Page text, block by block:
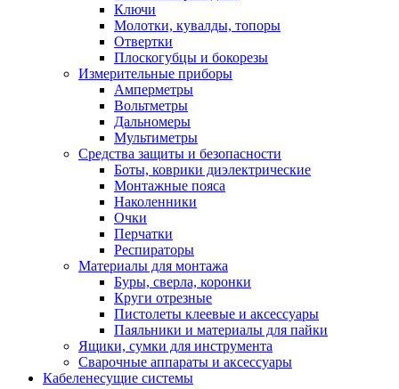
Ключи
Молотки, кувалды, топоры
Отвертки
Плоскогубцы и бокорезы
Измерительные приборы
Амперметры
Вольтметры
Дальномеры
Мультиметры
Средства защиты и безопасности
Боты, коврики диэлектрические
Монтажные пояса
Наколенники
Очки
Перчатки
Респираторы
Материалы для монтажа
Буры, сверла, коронки
Круги отрезные
Пистолеты клеевые и аксессуары
Паяльники и материалы для пайки
Ящики, сумки для инструмента
Сварочные аппараты и аксессуары
Кабеленесущие системы